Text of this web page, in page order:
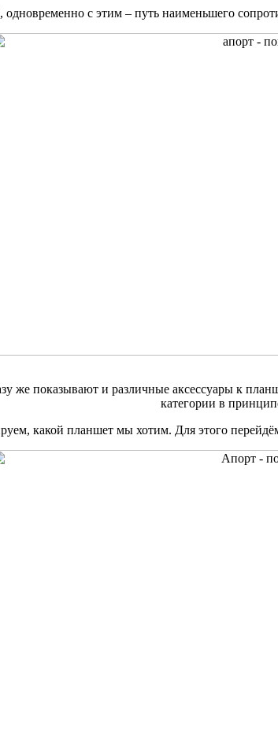
с этим – путь наименьшего
же показывают и различные аксессуары к
категории в
какой планшет мы хотим. Для этого